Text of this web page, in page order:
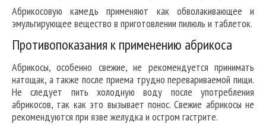
Абрикосовую камедь применяют как обволакивающее и
эмульгирующее вещество в приготовлении пилюль и таблеток.
Противопоказания к применению абрикоса
Абрикосы, особенно свежие, не рекомендуется принимать
натощак, а также после приема трудно перевариваемой пищи.
Не следует пить холодную воду после употребления
абрикосов, так как это вызывает понос. Свежие абрикосы не
рекомендуются при язве желудка и остром гастрите.